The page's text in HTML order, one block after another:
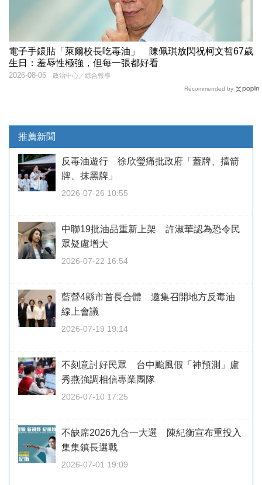
電子手鐶貼「萊爾校長吃毒油」 陳佩琪放閃祝柯文哲67歲
生日：羞辱性極強，但每一張都好看
政治中心／綜合報導
2026-08-06
Recommended by
推薦新聞
反毒油遊行 徐欣瑩痛批政府「蓋牌、擋箭
牌、抹黑牌」
2026-07-26 10:55
中聯19批油品重新上架 許淑華認為恐令民
眾疑慮增大
2026-07-22 16:54
藍營4縣市首長合體 邀集召開地方反毒油
線上會議
2026-07-19 19:14
不刻意討好民眾 台中颱風假「神預測」盧
秀燕強調相信專業團隊
2026-07-10 17:25
不缺席2026九合一大選 陳紀衡宣布重投入
集集鎮長選戰
2026-07-01 19:09